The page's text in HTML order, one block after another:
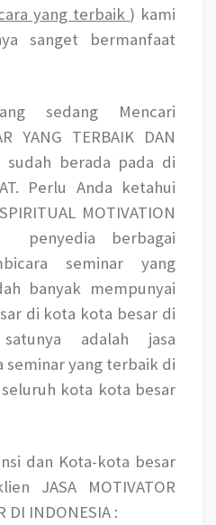
yang terbaik ) kami
sanget bermanfaat
sedang Mencari
YANG TERBAIK DAN
sudah berada pada di
Perlu Anda ketahui
MOTIVATION
penyedia berbagai
seminar yang
banyak mempunyai
di kota kota besar di
adalah jasa
yang terbaik di
kota kota besar
dan Kota-kota besar
JASA MOTIVATOR
DI INDONESIA :